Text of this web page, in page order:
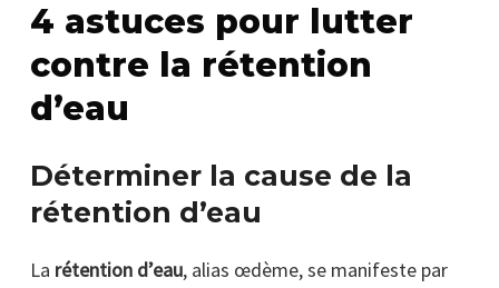
4 astuces pour lutter
contre la rétention
d’eau
Déterminer la cause de la
rétention d’eau
La rétention d’eau, alias œdème, se manifeste par